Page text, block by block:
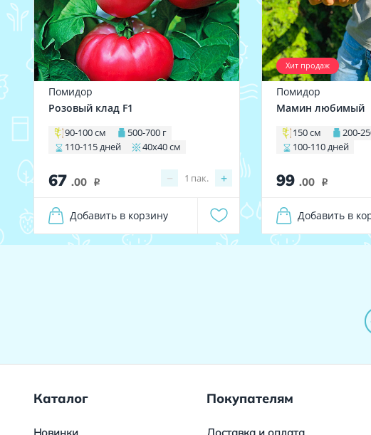
Помидор
Розовый клад F1
90-100 см
500-700 г
110-115 дней
40х40 см
67 .00 i − +
1 пак.
Добавить в корзину
Хит продаж
Помидор
Мамин любимый
150 см
200-
100-110 дней
99 .00 i
Добавить в
Каталог Покупателям